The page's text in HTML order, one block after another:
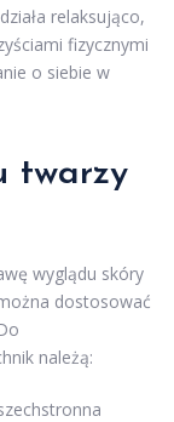
relaksująco,
fizycznymi
o siebie w
twarzy
wyglądu skóry
dostosować
należą: